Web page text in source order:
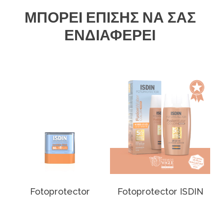
ΜΠΟΡΕΊ ΕΠΊΣΗΣ ΝΑ ΣΑΣ
ΕΝΔΙΑΦΈΡΕΙ
Fotoprotector Fotoprotector ISDIN